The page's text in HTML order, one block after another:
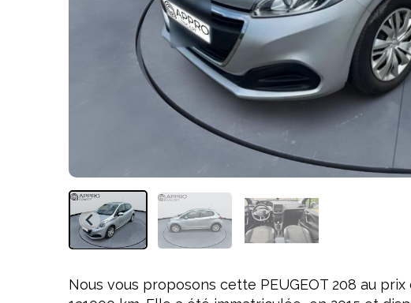
Nous vous proposons cette PEUGEOT 208 au